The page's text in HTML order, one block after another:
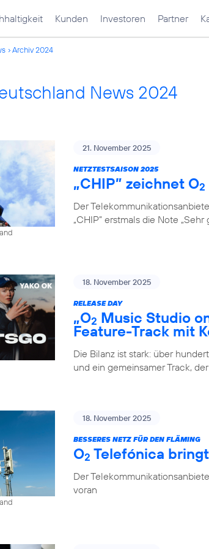
Kunden Investoren Partner
Archiv 2024
News 2024
21. November 2025
NETZTESTSAISON 2025
„CHIP” zeichnet O2
Der
„CHIP” erstmals die Note „Sehr
18. November 2025
RELEASE DAY
„O2 Music Studio
Feature-Track mit
Die Bilanz ist stark: über
und ein gemeinsamer Track,
18. November 2025
BESSERES NETZ FÜR DEN FLÄMING
O2 Telefónica
Der
voran